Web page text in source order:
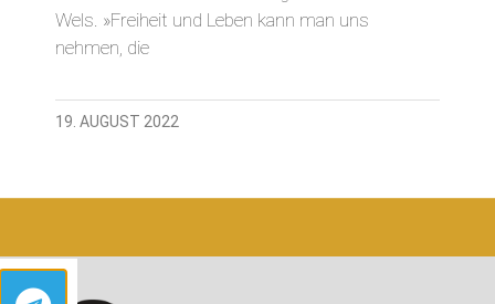
Wels. »Freiheit und Leben kann man uns
nehmen, die
19. AUGUST 2022